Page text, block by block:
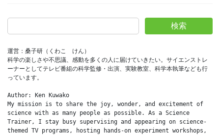
検索
運営：桑子研（くわこ　けん）
科学の楽しさや不思議、感動を多くの人に届けていきたい。サイエンストレ
ーナーとしてテレビ番組の科学監修・出演、実験教室、科学本執筆なども行
っています。
Author: Ken Kuwako
My mission is to share the joy, wonder, and excitement of
science with as many people as possible. As a Science
Trainer, I stay busy supervising and appearing on science-
themed TV programs, hosting hands-on experiment workshops,